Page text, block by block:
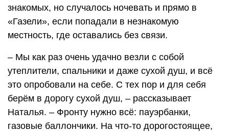
знакомых, но случалось ночевать и прямо в
«Газели», если попадали в незнакомую
местность, где оставались без связи.
– Мы как раз очень удачно везли с собой
утеплители, спальники и даже сухой душ, и всё
это опробовали на себе. С тех пор и для себя
берём в дорогу сухой душ, – рассказывает
Наталья. – Фронту нужно всё: пауэрбанки,
газовые баллончики. На что-то дорогостоящее,